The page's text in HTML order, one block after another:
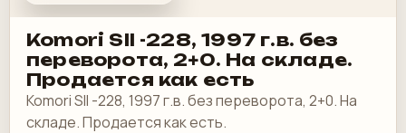
Komori SII -228, 1997 г.в. без
переворота, 2+0. На складе.
Продается как есть
Komori SII -228, 1997 г.в. без переворота, 2+0. На
складе. Продается как есть.